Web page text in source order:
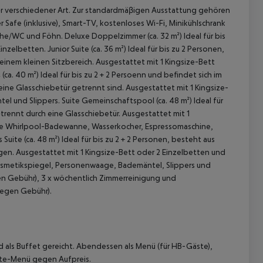
Art. Zur standardmäβigen Ausstattung gehören
(inklusive), Smart-TV, kostenloses Wi-Fi, Minikühlschrank
WC und Föhn. Deluxe Doppelzimmer (ca. 32 m²) Ideal für bis
Junior Suite (ca. 36 m²) Ideal für bis zu 2 Personen,
kleinen Sitzbereich. Ausgestattet mit 1 Kingsize-Bett
40 m²) Ideal für bis zu 2 + 2 Persoenn und befindet sich im
Glasschiebetür getrennt sind. Ausgestattet mit 1 Kingsize-
und Slippers. Suite Gemeinschaftspool (ca. 48 m²) Ideal für
durch eine Glasschiebetür. Ausgestattet mit 1
Badewanne, Wasserkocher, Espressomaschine,
Suite (ca. 48 m²) Ideal für bis zu 2 + 2 Personen, besteht aus
Ausgestattet mit 1 Kingsize-Bett oder 2 Einzelbetten und
Personenwaage, Bademäntel, Slippers und
Gebühr), 3 x wöchentlich Zimmerreinigung und
Gebühr).
als Buffet gereicht. Abendessen als Menü (für HB-Gäste),
Menü gegen Aufpreis.